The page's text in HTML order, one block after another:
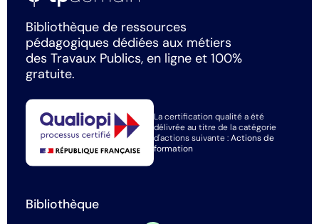
Bibliothèque de ressources
pédagogiques dédiées aux métiers
des Travaux Publics, en ligne et 100%
gratuite.
La certification qualité a été
délivrée au titre de la catégorie
d'actions suivante :Actions de
formation
Bibliothèque